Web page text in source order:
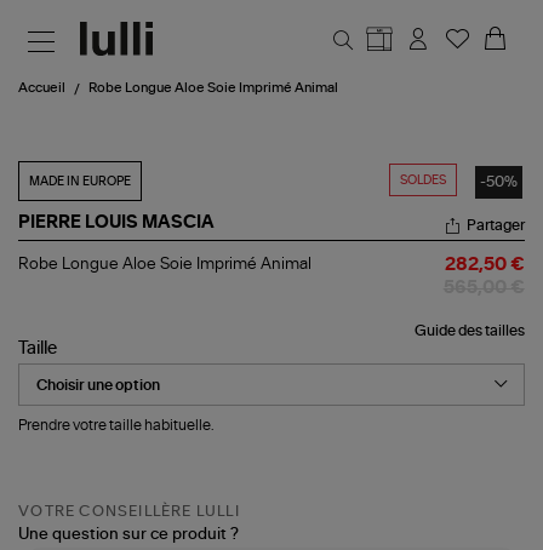
Accueil Robe Longue Aloe Soie Imprimé Animal
SOLDES -50%
MADE IN EUROPE
PIERRE LOUIS MASCIA
Robe
Imprimé
Animal
Partager
Robe Longue Aloe Soie Imprimé Animal 282,50 €
Guide des tailles
Taille
Prendre votre taille habituelle.
VOTRE CONSEILLÈRE LULLI
Une question sur ce produit ?